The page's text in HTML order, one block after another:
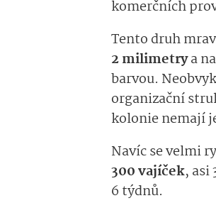
komerčních
Tento druh
2 milimetrya
barvou.
organizační
kolonie nemají
Navíc se velmi
300 vajíček, asi
6 týdnů.